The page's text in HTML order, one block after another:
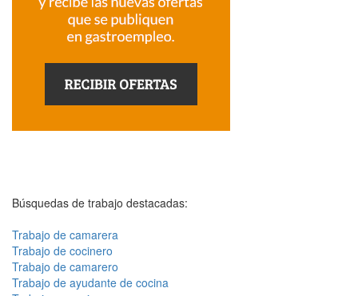
Búsquedas de trabajo destacadas:
Trabajo de camarera
Trabajo de cocinero
Trabajo de camarero
Trabajo de ayudante de cocina